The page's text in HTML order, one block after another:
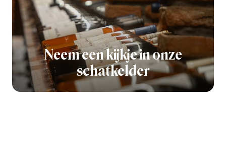
Neem een kijkje in onze
schatkelder